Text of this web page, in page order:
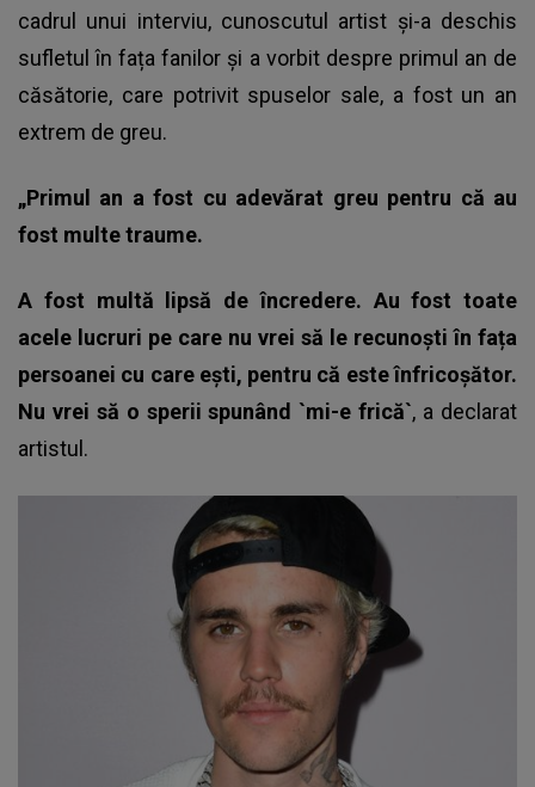
cadrul unui interviu, cunoscutul artist și-a deschis
sufletul în fața fanilor și a vorbit despre primul an de
căsătorie, care potrivit spuselor sale, a fost un an
extrem de greu.
„Primul an a fost cu adevărat greu pentru că au
fost multe traume.
A fost multă lipsă de încredere. Au fost toate
acele lucruri pe care nu vrei să le recunoști în fața
persoanei cu care ești, pentru că este înfricoșător.
Nu vrei să o sperii spunând `mi-e frică`, a declarat
artistul.